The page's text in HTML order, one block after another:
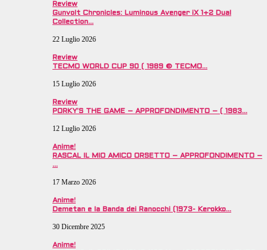
Review
Gunvolt Chronicles: Luminous Avenger iX 1+2 Dual
Collection…
22 Luglio 2026
Review
TECMO WORLD CUP 90 ( 1989 © TECMO…
15 Luglio 2026
Review
PORKY’S THE GAME – APPROFONDIMENTO – ( 1983…
12 Luglio 2026
Anime!
RASCAL IL MIO AMICO ORSETTO – APPROFONDIMENTO –
…
17 Marzo 2026
Anime!
Demetan e la Banda dei Ranocchi (1973- Kerokko…
30 Dicembre 2025
Anime!